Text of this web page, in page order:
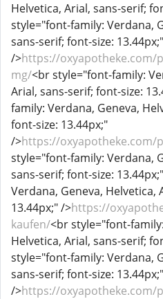
Helvetica, Arial, sans-serif;
style="font-family: Verdana,
sans-serif; font-size: 13.44px;"
/>https://oxyapotheke.com/
mg/<br style="font-family:
Arial, sans-serif; font-size:
family: Verdana, Geneva,
font-size: 13.44px;"
/>https://
style="font-family: Verdana,
sans-serif; font-size:
Verdana, Geneva, Helvetica,
13.44px;" />https://
kaufen/<br style="font-
Helvetica, Arial, sans-serif;
style="font-family: Verdana,
sans-serif; font-size: 13.44px;"
/>https://oxyapotheke.com/